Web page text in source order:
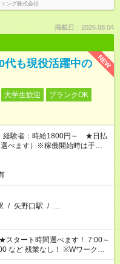
ング株式会社
掲載日：2026.08.04
NEW
代も現役活躍中の
大学生歓迎
ブランクOK
経験者：時給1800円～ ★日払
べます）※稼働開始時は手続き
/ 矢野口駅 / …
業なし！ ※Wワークの
間超の就業はご案内できませ